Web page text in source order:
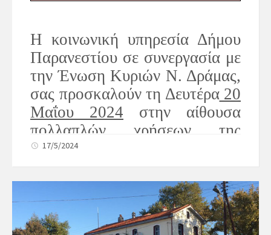
Η κοινωνική υπηρεσία Δήμου
Παρανεστίου σε συνεργασία με
την Ένωση Κυριών Ν. Δράμας,
σας προσκαλούν τη Δευτέρα20
Μαΐου 2024 στην αίθουσα
πολλαπλών χρήσεων της
κοινότητας Αδριανής και
10:30 π.μ.,στην ομιλία με
θέμα:
17/5/2024